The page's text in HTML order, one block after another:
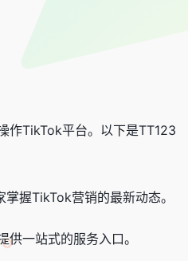
作TikTok平台。以下是TT123
握TikTok营销的最新动态。
一站式的服务入口。